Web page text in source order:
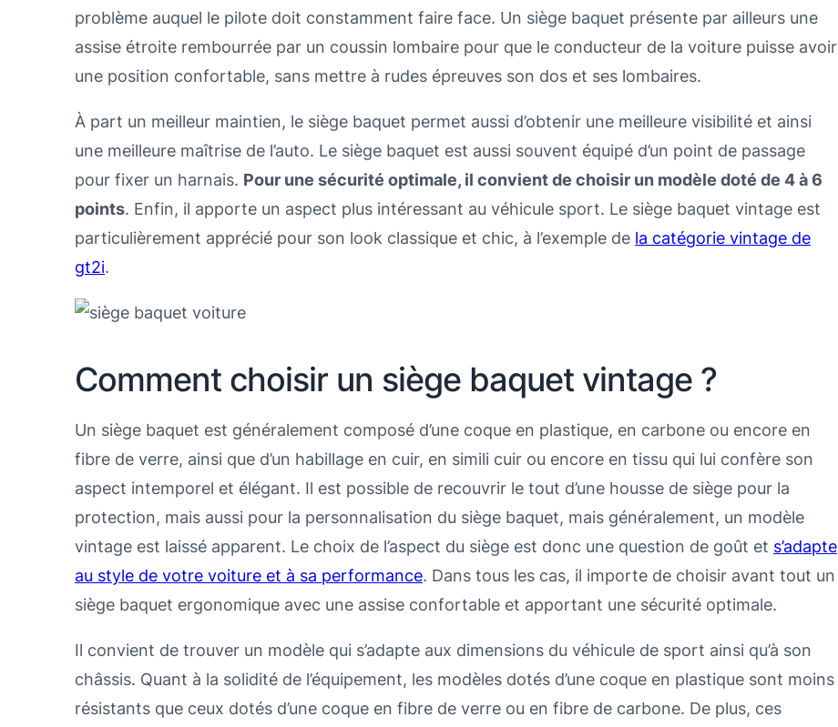
problème auquel le pilote doit constamment faire face. Un siège baquet présente par ailleurs une
assise étroite rembourrée par un coussin lombaire pour que le conducteur de la voiture puisse avoir
une position confortable, sans mettre à rudes épreuves son dos et ses lombaires.
À part un meilleur maintien, le siège baquet permet aussi d’obtenir une meilleure visibilité et ainsi
une meilleure maîtrise de l’auto. Le siège baquet est aussi souvent équipé d’un point de passage
pour fixer un harnais. Pour une sécurité optimale, il convient de choisir un modèle doté de 4 à 6
points. Enfin, il apporte un aspect plus intéressant au véhicule sport. Le siège baquet vintage est
particulièrement apprécié pour son look classique et chic, à l’exemple de la catégorie vintage de
gt2i.
Comment choisir un siège baquet vintage ?
Un siège baquet est généralement composé d’une coque en plastique, en carbone ou encore en
fibre de verre, ainsi que d’un habillage en cuir, en simili cuir ou encore en tissu qui lui confère son
aspect intemporel et élégant. Il est possible de recouvrir le tout d’une housse de siège pour la
protection, mais aussi pour la personnalisation du siège baquet, mais généralement, un modèle
vintage est laissé apparent. Le choix de l’aspect du siège est donc une question de goût et s’adapte
au style de votre voiture et à sa performance. Dans tous les cas, il importe de choisir avant tout un
siège baquet ergonomique avec une assise confortable et apportant une sécurité optimale.
Il convient de trouver un modèle qui s’adapte aux dimensions du véhicule de sport ainsi qu’à son
châssis. Quant à la solidité de l’équipement, les modèles dotés d’une coque en plastique sont moins
résistants que ceux dotés d’une coque en fibre de verre ou en fibre de carbone. De plus, ces